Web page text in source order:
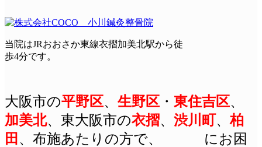
当院はJRおおさか東線衣摺加美北駅から徒
歩4分です。
大阪市の平野区、 生野区 ・ 東住吉区、
加美北、東大阪市の衣摺、 渋川町、柏
田 、布施あたりの方で、 にお困